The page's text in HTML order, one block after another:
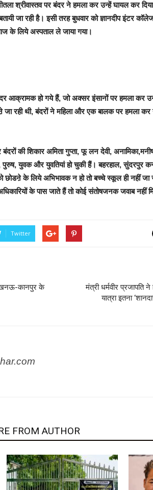
श्रीवास्तव पर बंदर ने हमला कर उन्हें घायल कर
जा रही है। इसी तरह बुधवार को ज्ञानदीप इंटर
के लिये अस्पताल ले जाया गया।
आक्रामक हो गये हैं, जो अक्सर इंसानों पर हमला कर
रही थी, बंदरों ने महिला और एक बालक पर हमला
की शिकार अमिता गुप्ता, फू लन देवी,
पुरुष, युवक और युवतियां हो चुकी हैं। बहरहाल, सुंदरपुर
के लिये अभिभावक न हो तो बच्चे स्कूल ही नहीं जा
के पास जाते हैं तो कोई संतोषजनक जवाब नहीं
Twitter
कानपुर के
मंत्री धर्मवीर प्रजापति ने
यात्रा इतना
FROM AUTHOR